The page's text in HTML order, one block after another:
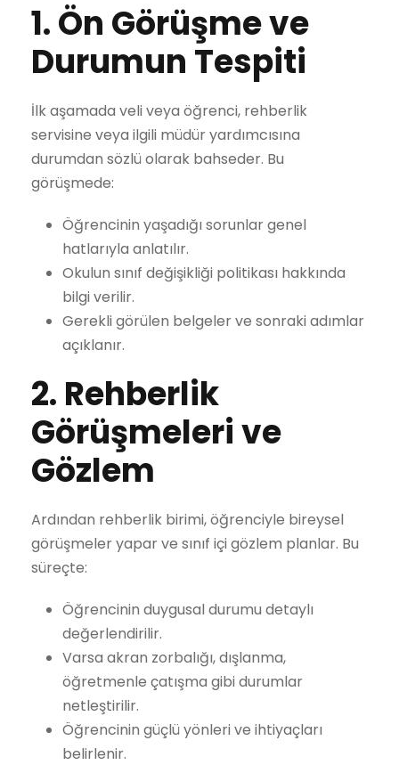
1. Ön Görüşme ve
Durumun Tespiti
İlk aşamada veli veya öğrenci, rehberlik
servisine veya ilgili müdür yardımcısına
durumdan sözlü olarak bahseder. Bu
görüşmede:
Öğrencinin yaşadığı sorunlar genel
hatlarıyla anlatılır.
Okulun sınıf değişikliği politikası hakkında
bilgi verilir.
Gerekli görülen belgeler ve sonraki adımlar
açıklanır.
2. Rehberlik
Görüşmeleri ve
Gözlem
Ardından rehberlik birimi, öğrenciyle bireysel
görüşmeler yapar ve sınıf içi gözlem planlar. Bu
süreçte:
Öğrencinin duygusal durumu detaylı
değerlendirilir.
Varsa akran zorbalığı, dışlanma,
öğretmenle çatışma gibi durumlar
netleştirilir.
Öğrencinin güçlü yönleri ve ihtiyaçları
belirlenir.